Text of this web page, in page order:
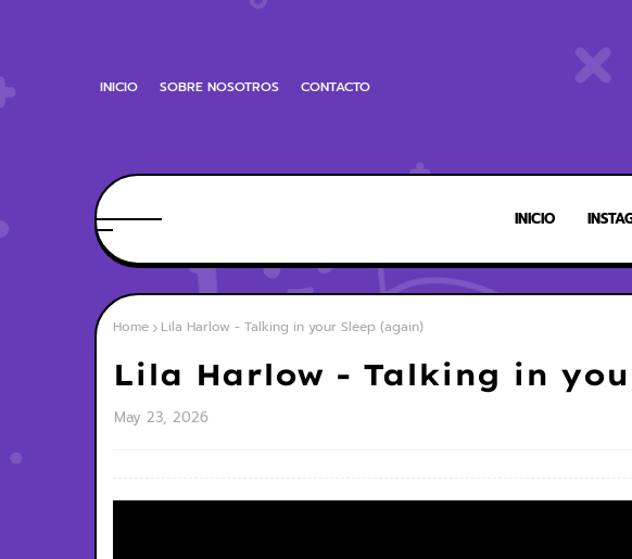
INICIO SOBRE NOSOTROS CONTACTO
INICIO
Home Lila Harlow - Talking in your Sleep (again)
Lila Harlow - Talking in
May 23, 2026